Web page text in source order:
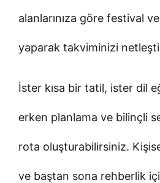
alanlarınıza göre festival
yaparak takviminizi
İster kısa bir tatil, ister dil
erken planlama ve bilinçli
rota oluşturabilirsiniz.
ve baştan sona rehberlik